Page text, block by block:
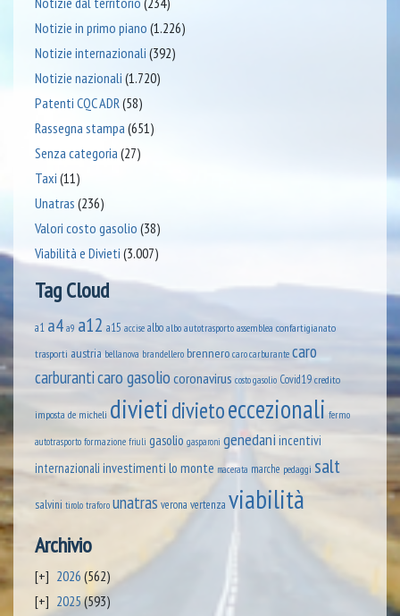
Notizie in primo piano (1.226)
Notizie internazionali (392)
Notizie nazionali (1.720)
Patenti CQC ADR(58)
Rassegna stampa (651)
Senza categoria (27)
Taxi (11)
Unatras (236)
Valori costo gasolio (38)
Viabilità e Divieti (3.007)
Tag Cloud
a1 a4 a9 a12 a15 accise albo albo autotrasporto assemblea confartigianato
trasporti austria bellanova brandellero brennero caro carburante caro
carburanticaro gasoliocoronavirus costo gasolio Covid19credito
imposta de micheli divietidivietoeccezionali fermo
autotrasporto formazione friuli gasolio gasparoni genedani incentivi
internazionali investimenti lo monte macerata marche pedaggi salt
salvini tirolo traforo unatras verona vertenza viabilità
Archivio
2026 (562)
2025(593)